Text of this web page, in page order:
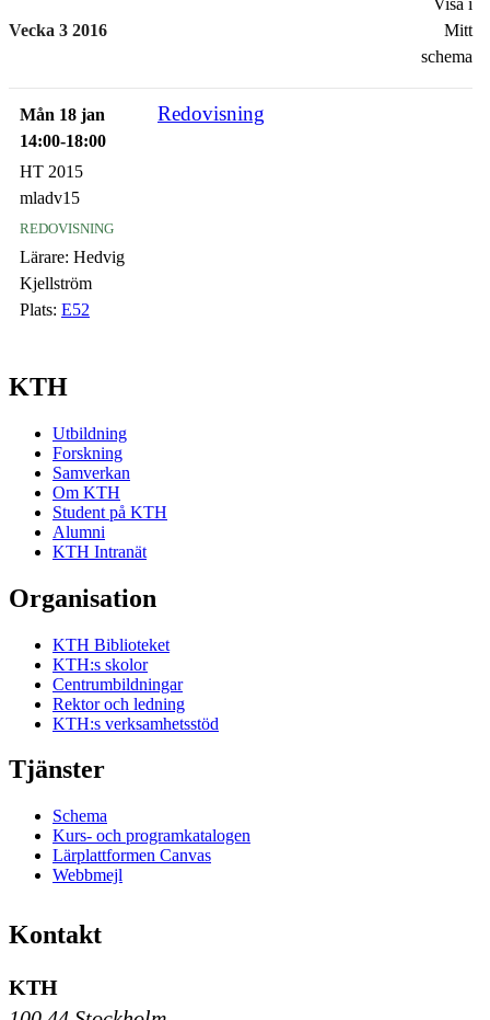
Vecka 3 2016
Visa i
Mitt
schema
Mån 18 jan
14:00-18:00
Redovisning
HT 2015
mladv15
redovisning
Lärare: Hedvig
Kjellström
Plats: E52
KTH
Utbildning
Forskning
Samverkan
Om KTH
Student på KTH
Alumni
KTH Intranät
Organisation
KTH Biblioteket
KTH:s skolor
Centrumbildningar
Rektor och ledning
KTH:s verksamhetsstöd
Tjänster
Schema
Kurs- och programkatalogen
Lärplattformen Canvas
Webbmejl
Kontakt
KTH